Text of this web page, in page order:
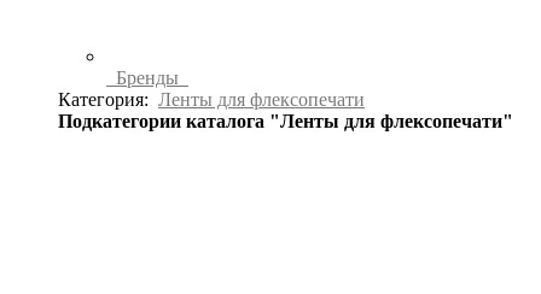
Бренды
Категория: Ленты для флексопечати
Подкатегории каталога "Ленты для флексопечати"